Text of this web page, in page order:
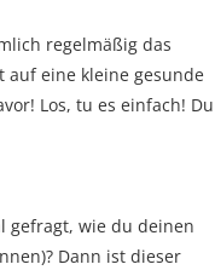
regelmäßig das
auf eine kleine gesunde
Los, tu es einfach! Du
gefragt, wie du deinen
Dann ist dieser